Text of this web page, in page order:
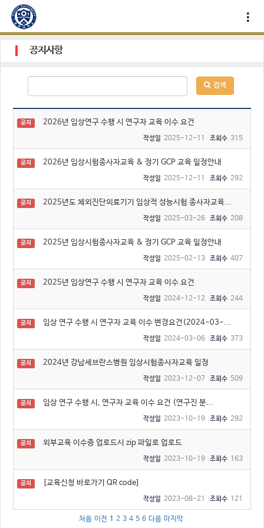
공지사항
검색
공지 2026년 임상연구 수행 시 연구자 교육 이수 요건
작성일 2025-12-11 조회수 315
공지 2026년 임상시험종사자교육 & 정기 GCP 교육 일정안내
작성일 2025-12-11 조회수 292
공지 2025년도 체외진단의료기기 임상적 성능시험 종사자교육...
작성일 2025-03-26 조회수 208
공지 2025년 임상시험종사자교육 & 정기 GCP 교육 일정안내
작성일 2025-02-13 조회수 407
공지 2025년 임상연구 수행 시 연구자 교육 이수 요건
작성일 2024-12-12 조회수 244
공지 임상 연구 수행 시 연구자 교육 이수 변경요건(2024-03-...
작성일 2024-03-06 조회수 373
공지 2024년 강남세브란스병원 임상시험종사자교육 일정
작성일 2023-12-07 조회수 509
공지 임상 연구 수행 시, 연구자 교육 이수 요건 (연구진 분...
작성일 2023-10-19 조회수 292
공지 외부교육 이수증 업로드시 zip 파일로 업로드
작성일 2023-10-19 조회수 163
공지 [교육신청 바로가기 QR code]
작성일 2023-08-21 조회수 121
처음 이전 1 2 3 4 5 6 다음 마지막